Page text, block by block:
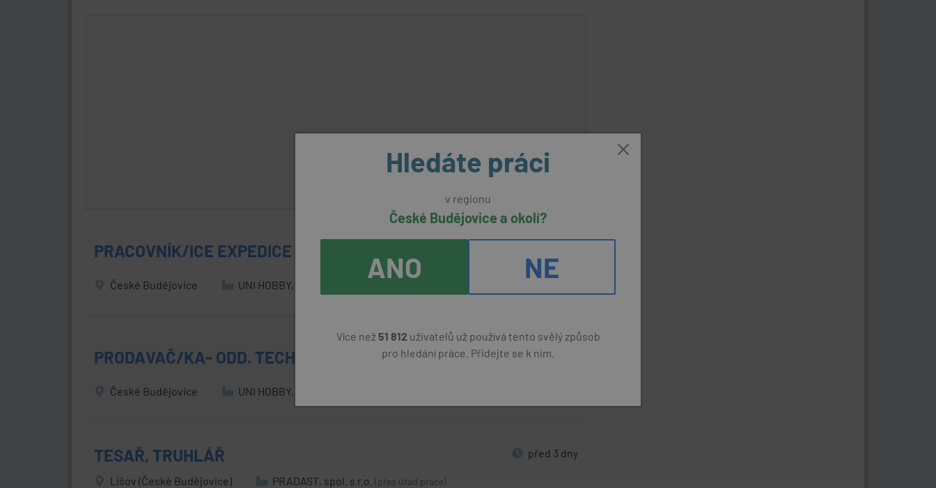
PRACOVNÍK/ICE EXPEDICE E-SHOPU (m/ž)
před 2
České Budějovice UNI HOBBY, a.s.
PRODAVAČ/KA- ODD. TECHNIKA
před 2
České Budějovice UNI HOBBY, a.s.
TESAŘ, TRUHLÁŘ před 3 dny
Lišov (České Budějovice) PRADAST, spol. s r.o. (přes úřad práce)
Hledáte práci
v regionu
České Budějovice a okolí?
ANO NE
Více než 51 812 uživatelů už používá tento svělý způsob
pro hledání práce. Přidejte se k nim.